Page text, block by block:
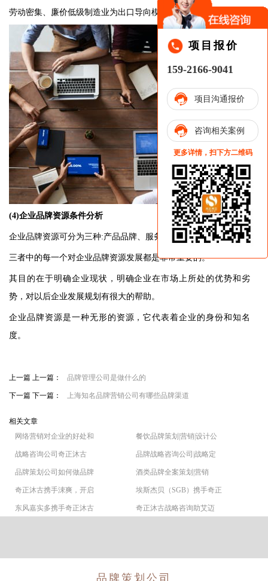
劳动密集、廉价低级制造业为出口导向模式的变革。
(4)企业品牌资源条件分析
企业品牌资源可分为三种:产品品牌、服务品牌和企业品牌。
三者中的每一个对企业品牌资源发展都是非常重要的。
其目的在于明确企业现状，明确企业在市场上所处的优势和劣
势，对以后企业发展规划有很大的帮助。
企业品牌资源是一种无形的资源，它代表着企业的身份和知名
度。
上一篇 上一篇： 品牌管理公司是做什么的
下一篇 下一篇： 上海知名品牌营销公司有哪些品牌渠道
相关文章
网络营销对企业的好处和
餐饮品牌策划|营销|设计公
战略咨询公司奇正沐古 品牌战略咨询公司|战略定
品牌策划公司如何做品牌 酒类品牌全案策划|营销
奇正沐古携手涑爽，开启 埃斯杰贝（SGB）携手奇正
东风嘉实多携手奇正沐古 奇正沐古战略咨询助艾迈
品牌策划公司
项目报价
159-2166-9041
项目沟通报价
咨询相关案例
更多详情，扫下方二维码